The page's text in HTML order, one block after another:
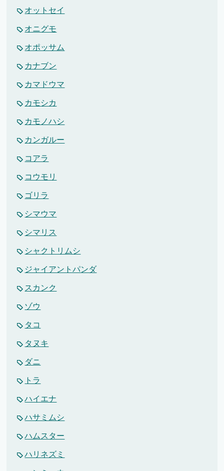
オットセイ
オニグモ
オポッサム
カナブン
カマドウマ
カモシカ
カモノハシ
カンガルー
コアラ
コウモリ
ゴリラ
シマウマ
シマリス
シャクトリムシ
ジャイアントパンダ
スカンク
ゾウ
タコ
タヌキ
ダニ
トラ
ハイエナ
ハサミムシ
ハムスター
ハリネズミ